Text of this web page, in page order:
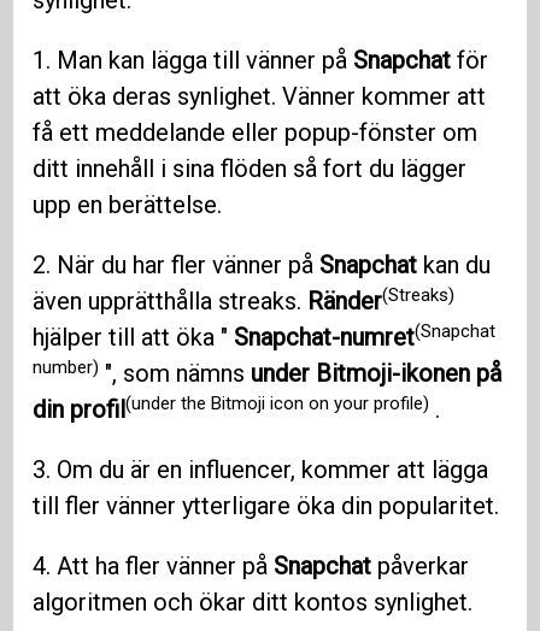
1. Man kan lägga till vänner på Snapchat för
att öka deras synlighet. Vänner kommer att
få ett meddelande eller popup-fönster om
ditt innehåll i sina flöden så fort du lägger
upp en berättelse.
2. När du har fler vänner på Snapchat kan du
även upprätthålla streaks. Ränder(Streaks)
hjälper till att öka " Snapchat-numret(Snapchat
number) ", som nämns under Bitmoji-ikonen på
din profil(under the Bitmoji icon on your profile) .
3. Om du är en influencer, kommer att lägga
till fler vänner ytterligare öka din popularitet.
4. Att ha fler vänner på Snapchat påverkar
algoritmen och ökar ditt kontos synlighet.